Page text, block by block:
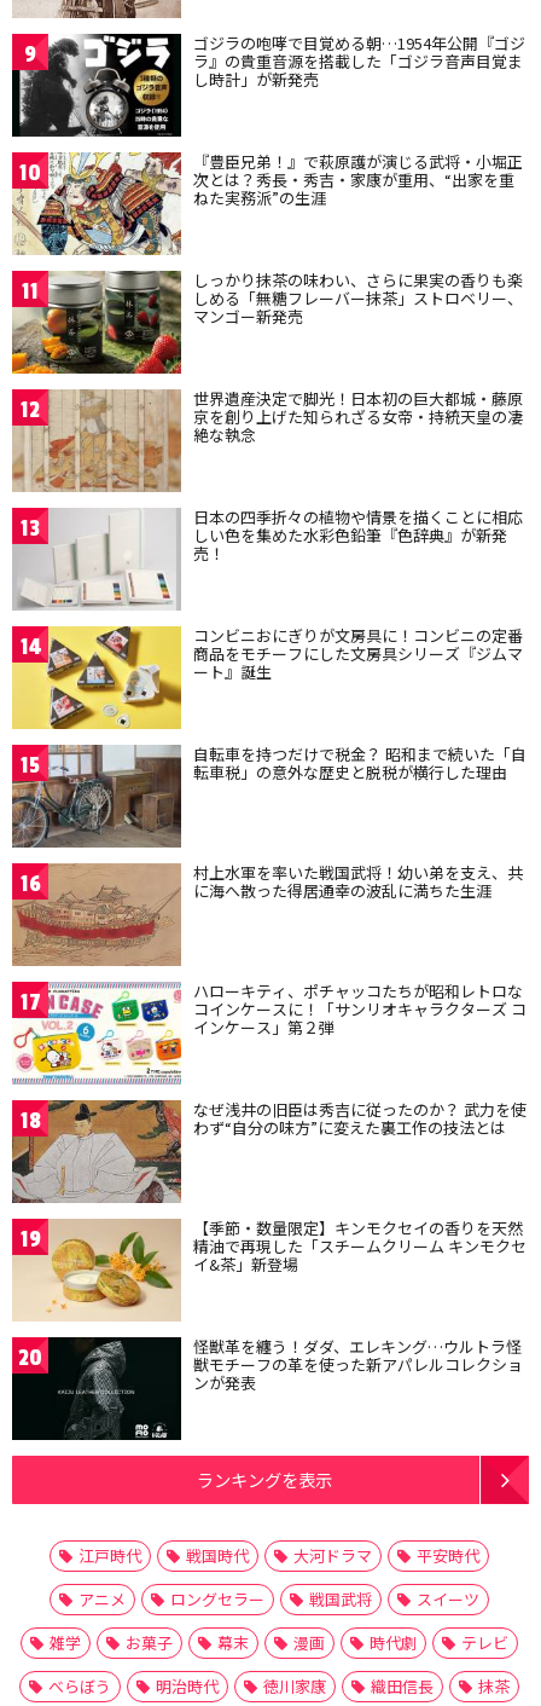
9 ゴジラの咆哮で目覚める朝…1954年公開『ゴジ
ラ』の貴重音源を搭載した「ゴジラ音声目覚ま
し時計」が新発売
10 『豊臣兄弟！』で萩原護が演じる武将・小堀正
次とは？秀長・秀吉・家康が重用、“出家を重
ねた実務派”の生涯
11 しっかり抹茶の味わい、さらに果実の香りも楽
しめる「無糖フレーバー抹茶」ストロベリー、
マンゴー新発売
12 世界遺産決定で脚光！日本初の巨大都城・藤原
京を創り上げた知られざる女帝・持統天皇の凄
絶な執念
13 日本の四季折々の植物や情景を描くことに相応
しい色を集めた水彩色鉛筆『色辞典』が新発
売！
14 コンビニおにぎりが文房具に！コンビニの定番
商品をモチーフにした文房具シリーズ『ジムマ
ート』誕生
15 自転車を持つだけで税金？ 昭和まで続いた「自
転車税」の意外な歴史と脱税が横行した理由
16 村上水軍を率いた戦国武将！幼い弟を支え、共
に海へ散った得居通幸の波乱に満ちた生涯
17 ハローキティ、ポチャッコたちが昭和レトロな
コインケースに！「サンリオキャラクターズ コ
インケース」第２弾
18 なぜ浅井の旧臣は秀吉に従ったのか？ 武力を使
わず“自分の味方”に変えた裏工作の技法とは
19 【季節・数量限定】キンモクセイの香りを天然
精油で再現した「スチームクリーム キンモクセ
イ&茶」新登場
20 怪獣革を纏う！ダダ、エレキング…ウルトラ怪
獣モチーフの革を使った新アパレルコレクショ
ンが発表
ランキングを表示
江戸時代 戦国時代 大河ドラマ
平安時代
アニメ
ロングセラー 戦国武将
スイーツ
雑学
お菓子 幕末 漫画 時代劇
テレビ
べらぼう
明治時代 徳川家康 織田信長
抹茶